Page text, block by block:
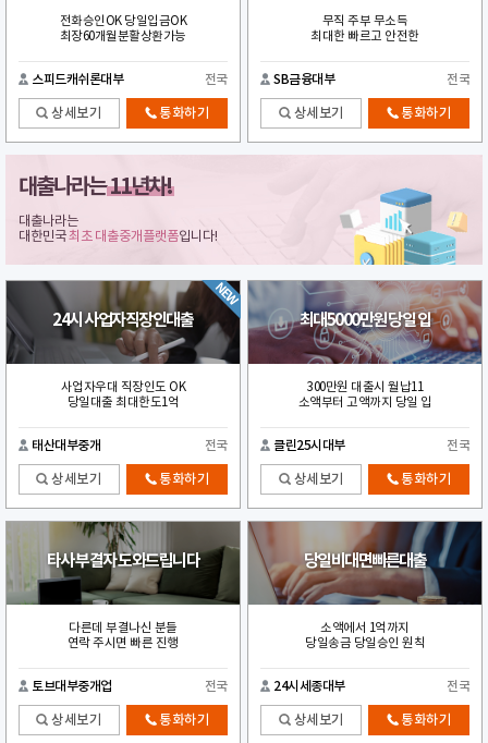
전화승인OK 당일입금OK
최장60개월분활상환가능
스피드캐쉬론대부 전국
상세보기 통화하기
무직 주부 무소득
최대한 빠르고 안전한
SB금융대부 전국
상세보기 통화하기
대출나라는11년차!
대출나라는
대한민국최초 대출중개플랫폼입니다!
24시 사업자직장인대출
사업자우대 직장인도 OK
당일대출 최대한도1억
태산대부중개 전국
상세보기 통화하기
최대5000만원 당일 입
300만원 대출시 월납11
소액부터 고액까지 당일 입
클린25시대부 전국
상세보기 통화하기
타사 부결자 도와드립니다
다른데 부결나신 분들
연락 주시면 빠른 진행
토브대부중개업 전국
상세보기 통화하기
당일비대면빠른대출
소액에서 1억까지
당일송금 당일승인 원칙
24시세종대부 전국
상세보기 통화하기